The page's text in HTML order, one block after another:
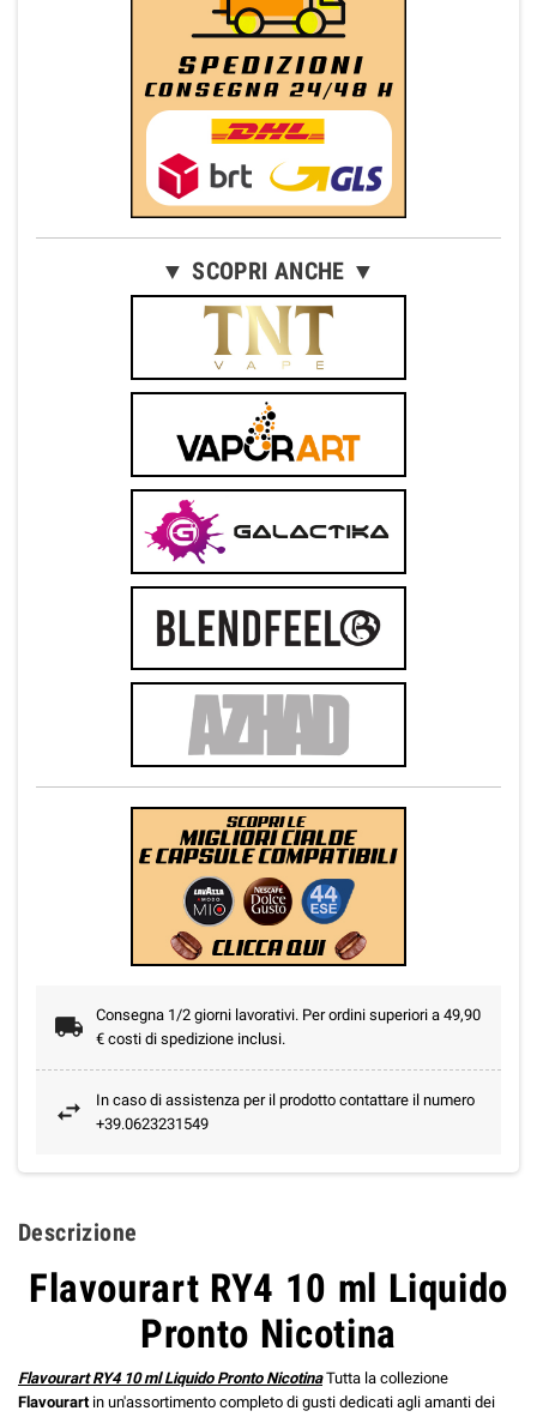
▼ SCOPRI ANCHE ▼
Consegna 1/2 giorni lavorativi. Per ordini superiori a 49,90
€ costi di spedizione inclusi.
In caso di assistenza per il prodotto contattare il numero
+39.0623231549
Descrizione
Flavourart RY4 10 ml Liquido
Pronto Nicotina
Flavourart RY4 10 ml Liquido Pronto NicotinaTutta la collezione
Flavourart in un'assortimento completo di gusti dedicati agli amanti dei